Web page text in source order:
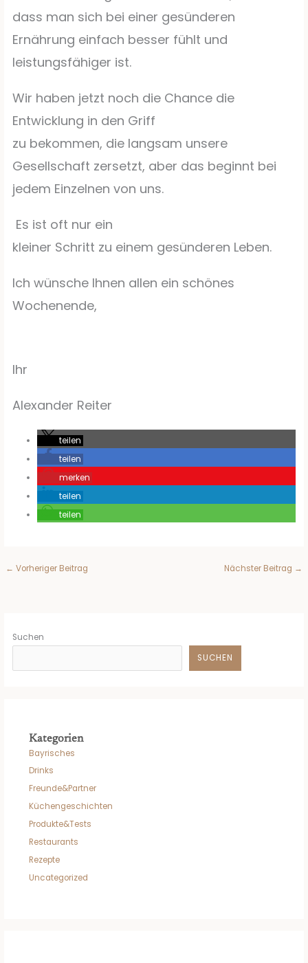
dass man sich bei einer gesünderen
Ernährung einfach besser fühlt und
leistungsfähiger ist.
Wir haben jetzt noch die Chance die
Entwicklung in den Griff
zu bekommen, die langsam unsere
Gesellschaft zersetzt, aber das beginnt bei
jedem Einzelnen von uns.
Es ist oft nur ein
kleiner Schritt zu einem gesünderen Leben.
Ich wünsche Ihnen allen ein schönes
Wochenende,
Ihr
Alexander Reiter
teilen
teilen
merken
teilen
teilen
← Vorheriger Beitrag Nächster Beitrag →
Suchen
SUCHEN
Kategorien
Bayrisches
Drinks
Freunde&Partner
Küchengeschichten
Produkte&Tests
Restaurants
Rezepte
Uncategorized